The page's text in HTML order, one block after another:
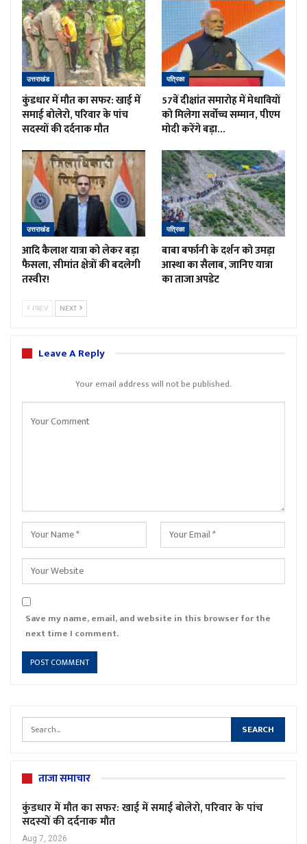
उत्तराखंड
कुंडधार में मौत का सफर: खाई में
समाई बोलेरो, परिवार के पांच
सदस्यों की दर्दनाक मौत
पत्रिका
57वें दीक्षांत समारोह में मेधावियों
को मिलेगा सर्वोच्च सम्मान, पीएम
मोदी करेंगे बड़ा…
उत्तराखंड
आदि कैलाश यात्रा को लेकर बड़ा
फैसला, सीमांत क्षेत्रों की बदलेगी
तस्वीर!
पत्रिका
बाबा बर्फानी के दर्शन को उमड़ा
आस्था का सैलाब, जानिए यात्रा
का ताजा अपडेट
PREV NEXT
Leave A Reply
Your email address will not be published.
Save my name, email, and website in this browser for the
next time I comment.
ताजा समाचार
कुंडधार में मौत का सफर: खाई में समाई बोलेरो, परिवार के पांच
सदस्यों की दर्दनाक मौत
Aug 7, 2026